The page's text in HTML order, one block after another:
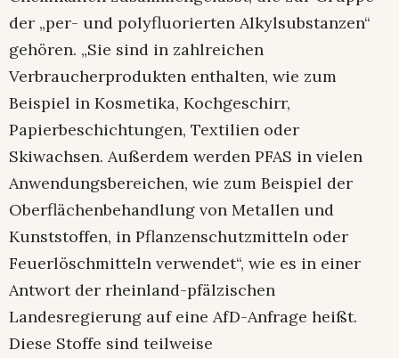
der „per- und polyfluorierten Alkylsubstanzen“
gehören. „Sie sind in zahlreichen
Verbraucherprodukten enthalten, wie zum
Beispiel in Kosmetika, Kochgeschirr,
Papierbeschichtungen, Textilien oder
Skiwachsen. Außerdem werden PFAS in vielen
Anwendungsbereichen, wie zum Beispiel der
Oberflächenbehandlung von Metallen und
Kunststoffen, in Pflanzenschutzmitteln oder
Feuerlöschmitteln verwendet“, wie es in einer
Antwort der rheinland-pfälzischen
Landesregierung auf eine AfD-Anfrage heißt.
Diese Stoffe sind teilweise